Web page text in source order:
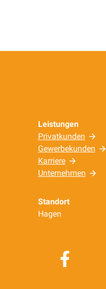
Leistungen
Privatkunden
Gewerbekunden
Karriere
Unternehmen
Standort
Hagen